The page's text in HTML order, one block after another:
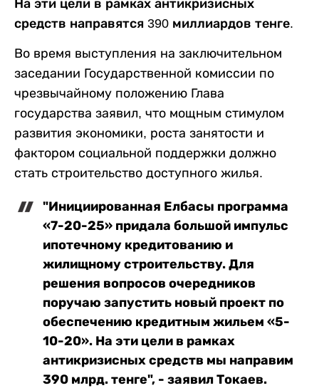
На эти цели в рамках антикризисных
средств направятся 390 миллиардов тенге.
Во время выступления на заключительном
заседании Государственной комиссии по
чрезвычайному положению Глава
государства заявил, что мощным стимулом
развития экономики, роста занятости и
фактором социальной поддержки должно
стать строительство доступного жилья.
"Инициированная Елбасы программа
«7-20-25» придала большой импульс
ипотечному кредитованию и
жилищному строительству. Для
решения вопросов очередников
поручаю запустить новый проект по
обеспечению кредитным жильем «5-
10-20». На эти цели в рамках
антикризисных средств мы направим
390 млрд. тенге", - заявил Токаев.